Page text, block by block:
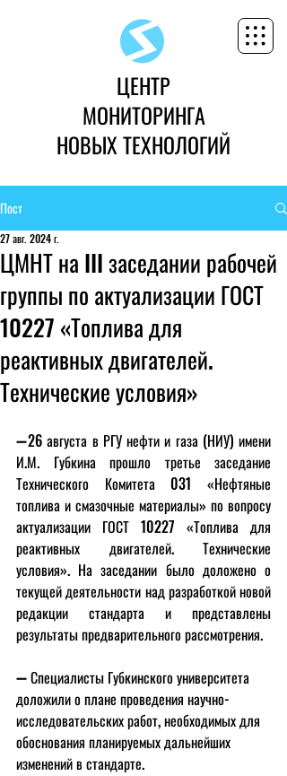
ЦЕНТР
МОНИТОРИНГА
НОВЫХ ТЕХНОЛОГИЙ
Пост
ЦМНТ на III заседании рабочей
группы по актуализации ГОСТ
10227 «Топлива для
реактивных двигателей.
Технические условия»
27 авг. 2024 г.
➖26 августа в РГУ нефти и газа (НИУ) имени
И.М. Губкина прошло третье заседание
Технического Комитета 031 «Нефтяные
топлива и смазочные материалы» по вопросу
актуализации ГОСТ 10227 «Топлива для
реактивных двигателей. Технические
условия». На заседании было доложено о
текущей деятельности над разработкой новой
редакции стандарта и представлены
результаты предварительного рассмотрения.
➖ Специалисты Губкинского университета
доложили о плане проведения научно-
исследовательских работ, необходимых для
обоснования планируемых дальнейших
изменений в стандарте.